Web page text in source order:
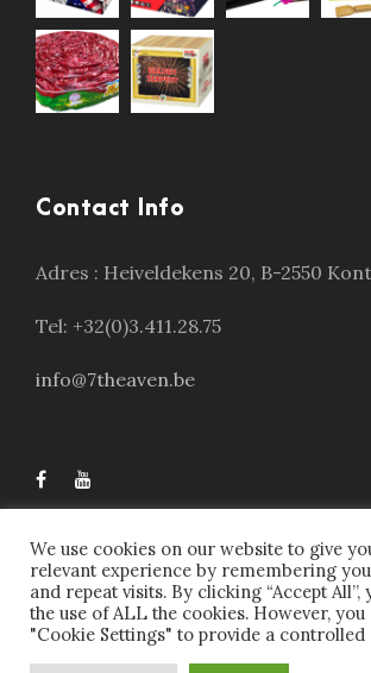
Contact Info
Adres : Heiveldekens 20, B-2550
Tel: +32(0)3.411.28.75
info@7theaven.be
7theaven © 2023, All Right
We use cookies on our website to give
relevant experience by remembering
and repeat visits. By clicking “Accept
the use of ALL the cookies. However,
"Cookie Settings" to provide a controlled